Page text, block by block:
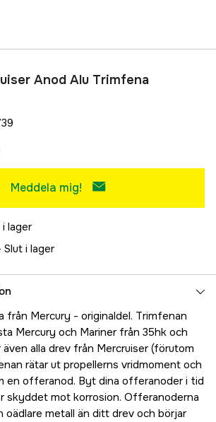
Anod Alu Trimfena
Meddela mig!
i lager
Slut i lager
från Mercury - originaldel. Trimfenan
Mercury och Mariner från 35hk och
alla drev från Mercruiser (förutom
rätar ut propellerns vridmoment och
en offeranod. Byt dina offeranoder i tid
skyddet mot korrosion. Offeranoderna
oädlare metall än ditt drev och börjar